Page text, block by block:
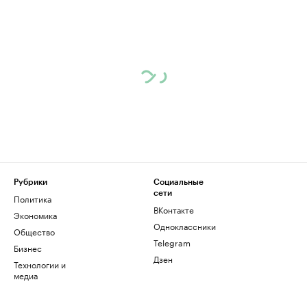
Рубрики
Политика
Экономика
Общество
Бизнес
Технологии и
медиа
Социальные
сети
ВКонтакте
Одноклассники
Telegram
Дзен